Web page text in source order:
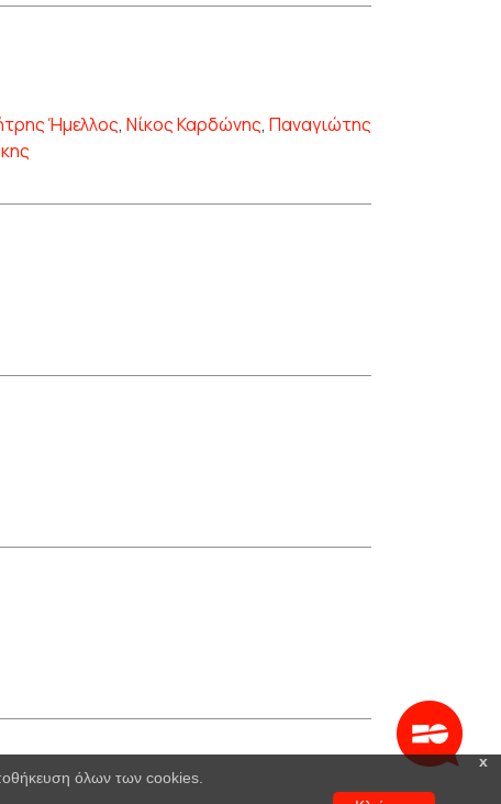
Ήμελλος, Νίκος Καρδώνης, Παναγιώτης
x
όλων των cookies.